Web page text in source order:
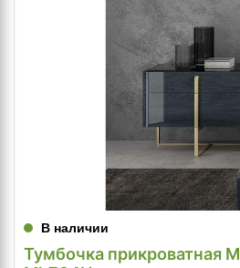
В наличии
Тумбочка прикроватная